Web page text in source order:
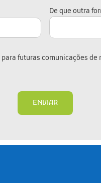
De que outra
futuras comunicações de
ENVIAR